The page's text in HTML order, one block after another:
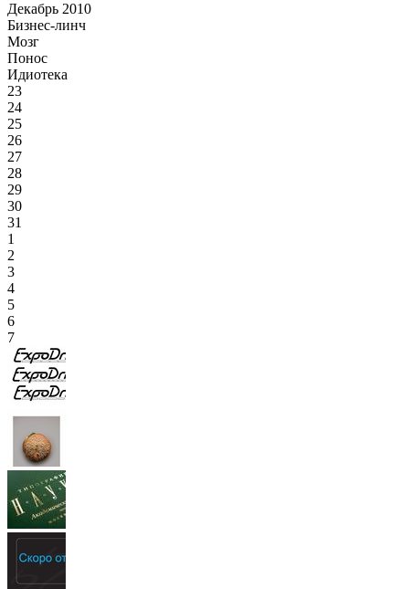
Декабрь 2010
Бизнес-линч
Мозг
Понос
Идиотека
23
24
25
26
27
28
29
30
31
1
2
3
4
5
6
7